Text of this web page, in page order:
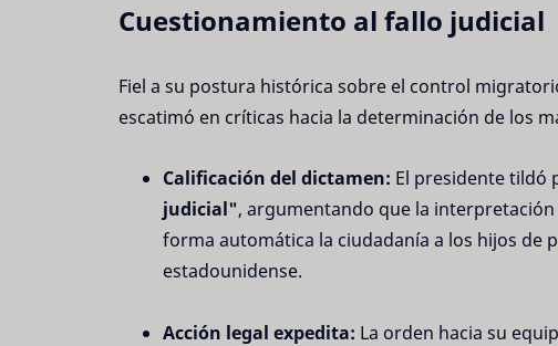
Cuestionamiento al fallo judicial
Fiel a su postura histórica sobre el control
escatimó en críticas hacia la determinación de los
Calificación del dictamen: El presidente tildó
judicial", argumentando que la
forma automática la ciudadanía a los hijos de
estadounidense.
Acción legal expedita: La orden hacia su